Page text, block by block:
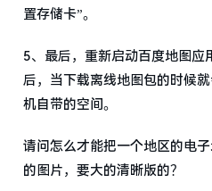
置存储卡”。
5、最后，重新启动百度地图应
后，当下载离线地图包的时候
机自带的空间。
请问怎么才能把一个地区的电
的图片，要大的清晰版的？